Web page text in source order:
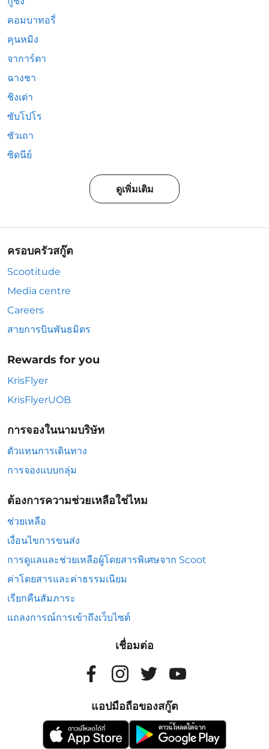
คอมบาทอรี่
คุนหมิง
จาการ์ตา
ฉางชา
ชิงเต่า
ซับโปโร
ซัวเถา
ซิดนีย์
ดูเพิ่มเติม
ครอบครัวสกู๊ต
Scootitude
Media centre
Careers
สายการบินพันธมิตร
Rewards for you
KrisFlyer
KrisFlyerUOB
การจองในนามบริษัท
ตัวแทนการเดินทาง
การจองแบบกลุ่ม
ต้องการความช่วยเหลือใช่ไหม
ช่วยเหลือ
เงื่อนไขการขนส่ง
การดูแลและช่วยเหลือผู้โดยสารพิเศษจาก Scoot
ค่าโดยสารและค่าธรรมเนียม
เรียกคืนสัมภาระ
แถลงการณ์การเข้าถึงเว็บไซต์
เชื่อมต่อ
แอปมือถือของสกู๊ต